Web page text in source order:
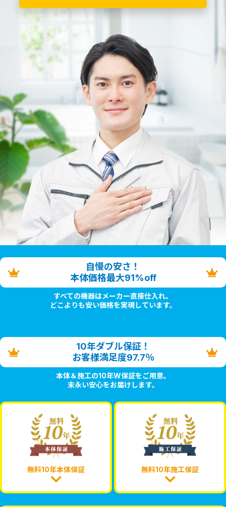
自慢の安さ！
本体価格最大91%off
すべての機器はメーカー直接仕入れ。
どこよりも安い価格を実現しています。
10年ダブル保証！
お客様満足度97.7％
本体＆施工の10年W保証をご用意。
末永い安心をお届けします。
無料10年本体保証 無料10年施工保証